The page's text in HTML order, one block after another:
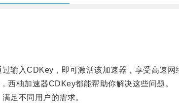
入CDKey，即可激活该加速器，享受高速网
柚加速器CDKey都能帮助你解决这些问题。
足不同用户的需求。